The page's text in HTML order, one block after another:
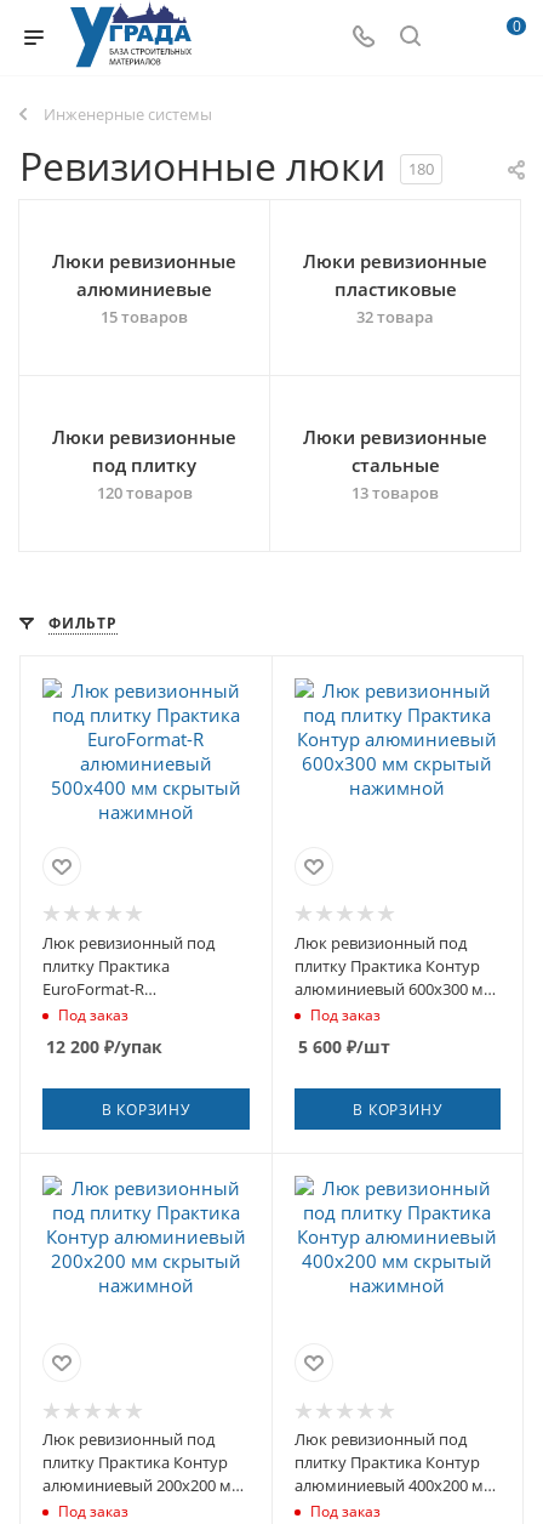
0
Инженерные системы
Ревизионные люки 180
Люки ревизионные
алюминиевые
15 товаров
Люки ревизионные
пластиковые
32 товара
Люки ревизионные
под плитку
120 товаров
Люки ревизионные
стальные
13 товаров
ФИЛЬТР
Люк ревизионный под
плитку Практика
EuroFormat-R
алюминиевый 500х400 мм
Под заказ
12 200 ₽/упак
В КОРЗИНУ
Люк ревизионный под
плитку Практика Контур
алюминиевый 600х300 мм
скрытый нажимной
Под заказ
5 600₽/шт
В КОРЗИНУ
Люк ревизионный под
плитку Практика Контур
алюминиевый 200х200 мм
скрытый нажимной
Под заказ
Люк ревизионный под
плитку Практика Контур
алюминиевый 400х200 мм
скрытый нажимной
Под заказ